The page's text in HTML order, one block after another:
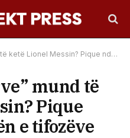
Messin? Pique ndez imagjinatën e tifozëve
mund të
Pique
e tifozëve